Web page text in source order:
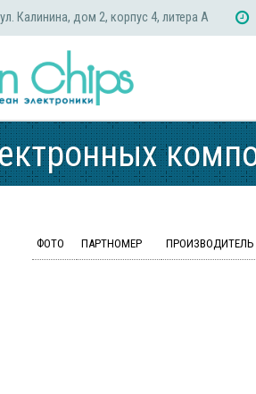
Калинина, дом 2, корпус 4, литера А
ФОТО ПАРТНОМЕР ПРОИЗВОДИТЕЛЬ